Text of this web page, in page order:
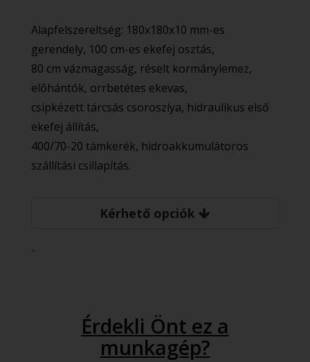
Alapfelszereltség: 180x180x10 mm-es
gerendely, 100 cm-es ekefej osztás,
80 cm vázmagasság, réselt kormánylemez,
előhántók, orrbetétes ekevas,
csipkézett tárcsás csoroszlya, hidraulikus első
ekefej állítás,
400/70-20 támkerék, hidroakkumulátoros
szállítási csillapítás.
Kérhető opciók
-
Érdekli Önt ez a
munkagép?